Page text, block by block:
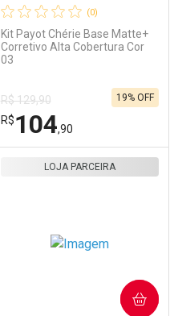
(0)
Kit Payot Chérie Base Matte+
Corretivo Alta Cobertura Cor
03
R$ 129,90
R$104,90
19% OFF
LOJA PARCEIRA
COMPRAR